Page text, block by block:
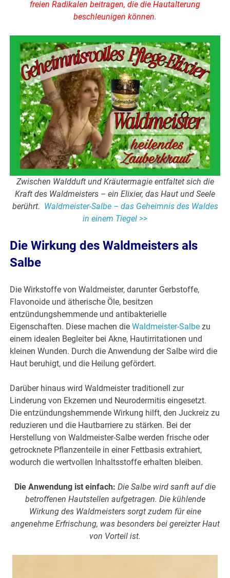
freien Radikalen beitragen, die die Hautalterung
beschleunigen können.
Zwischen Waldduft und Kräutermagie entfaltet sich die
Kraft des Waldmeisters – ein Elixier, das Haut und Seele
berührt. Waldmeister-Salbe – das Geheimnis des Waldes
in einem Tiegel >>
Die Wirkung des Waldmeisters als
Salbe
Die Wirkstoffe von Waldmeister, darunter Gerbstoffe,
Flavonoide und ätherische Öle, besitzen
entzündungshemmende und antibakterielle
Eigenschaften. Diese machen dieWaldmeister-Salbe zu
einem idealen Begleiter bei Akne, Hautirritationen und
kleinen Wunden. Durch die Anwendung der Salbe wird die
Haut beruhigt, und die Heilung gefördert.
Darüber hinaus wird Waldmeister traditionell zur
Linderung von Ekzemen und Neurodermitis eingesetzt.
Die entzündungshemmende Wirkung hilft, den Juckreiz zu
reduzieren und die Hautbarriere zu stärken. Bei der
Herstellung von Waldmeister-Salbe werden frische oder
getrocknete Pflanzenteile in einer Fettbasis extrahiert,
wodurch die wertvollen Inhaltsstoffe erhalten bleiben.
Die Anwendung ist einfach: Die Salbe wird sanft auf die
betroffenen Hautstellen aufgetragen. Die kühlende
Wirkung des Waldmeisters sorgt zudem für eine
angenehme Erfrischung, was besonders bei gereizter Haut
von Vorteil ist.